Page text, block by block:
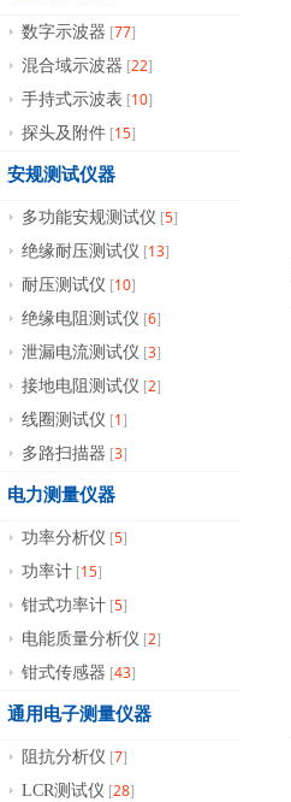
数字示波器 [77]
混合域示波器 [22]
手持式示波表 [10]
探头及附件 [15]
安规测试仪器
多功能安规测试仪 [5]
绝缘耐压测试仪 [13]
耐压测试仪 [10]
绝缘电阻测试仪 [6]
泄漏电流测试仪 [3]
接地电阻测试仪 [2]
线圈测试仪 [1]
多路扫描器 [3]
电力测量仪器
功率分析仪 [5]
功率计 [15]
钳式功率计 [5]
电能质量分析仪 [2]
钳式传感器 [43]
通用电子测量仪器
阻抗分析仪 [7]
LCR测试仪 [28]